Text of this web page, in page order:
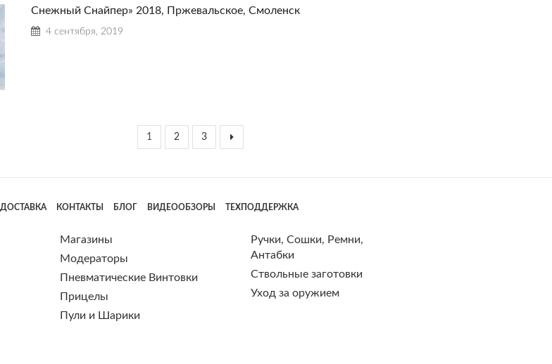
Снежный Снайпер» 2018, Пржевальское, Смоленск
4 сентября, 2019
1 2 3
ДОСТАВКА КОНТАКТЫ БЛОГ ВИДЕООБЗОРЫ ТЕХПОДДЕРЖКА
Магазины
Модераторы
Пневматические Винтовки
Прицелы
Пули и Шарики
Ручки, Сошки, Ремни,
Антабки
Ствольные заготовки
Уход за оружием